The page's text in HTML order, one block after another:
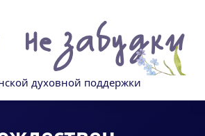
духовной поддержки